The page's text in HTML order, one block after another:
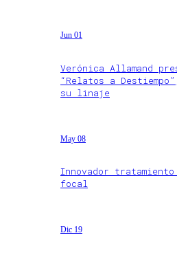
Jun 01
Verónica Allamand
“Relatos a
su linaje
May 08
Innovador
focal
Dic 19